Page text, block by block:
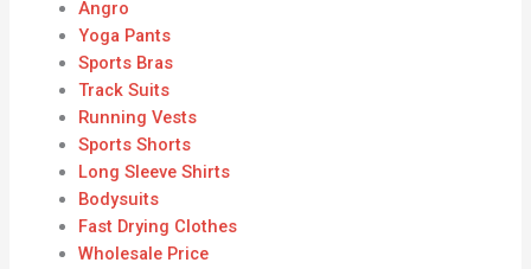
Angro
Yoga Pants
Sports Bras
Track Suits
Running Vests
Sports Shorts
Long Sleeve Shirts
Bodysuits
Fast Drying Clothes
Wholesale Price